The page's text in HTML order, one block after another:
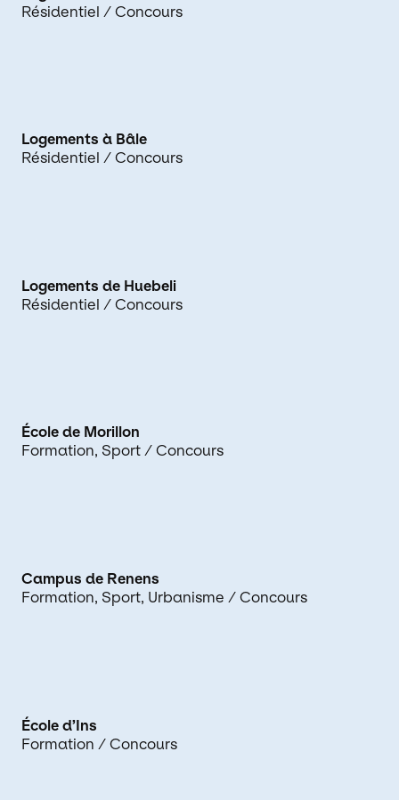
Résidentiel / Concours
Logements à Bâle
Résidentiel / Concours
Logements de Huebeli
Résidentiel / Concours
École de Morillon
Formation Sport / Concours
Campus de Renens
Formation Sport Urbanisme / Concours
École d’Ins
Formation / Concours